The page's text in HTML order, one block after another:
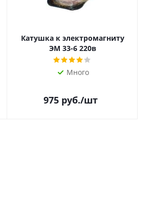
Катушка к электромагниту
ЭМ 33-6 220в
Много
975 руб./шт